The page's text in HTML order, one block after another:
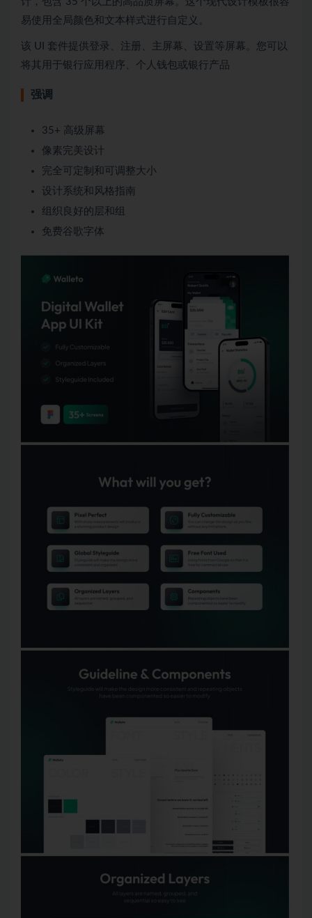
易使用全局颜色和文本样式进行自定义。
该 UI 套件提供登录、注册、主屏幕、设置等屏幕。您可以
将其用于银行应用程序、个人钱包或银行产品
强调
35+ 高级屏幕
像素完美设计
完全可定制和可调整大小
设计系统和风格指南
组织良好的层和组
免费谷歌字体